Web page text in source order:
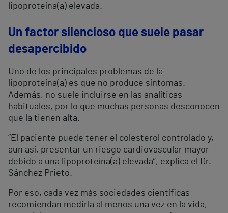
lipoproteína(a) elevada.
Un factor silencioso que suele pasar
desapercibido
Uno de los principales problemas de la
lipoproteína(a) es que no produce síntomas.
Además, no suele incluirse en las analíticas
habituales, por lo que muchas personas desconocen
que la tienen alta.
“El paciente puede tener el colesterol controlado y,
aun así, presentar un riesgo cardiovascular mayor
debido a una lipoproteína(a) elevada”, explica el Dr.
Sánchez Prieto.
Por eso, cada vez más sociedades científicas
recomiendan medirla al menos una vez en la vida,